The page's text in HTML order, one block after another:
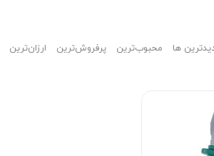
ها محبوب‌‌ترین پرفروش‌ترین ارزان‌ترین